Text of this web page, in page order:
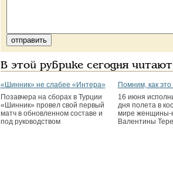
В этой рубрике сегодня читают
«Шинник» не слабее «Интера»
Позавчера на сборах в Турции
«Шинник» провел свой первый
матч в обновленном составе и
под руководством
Помним, как
16 июня
дня полета в
мире женщины-
Валентины